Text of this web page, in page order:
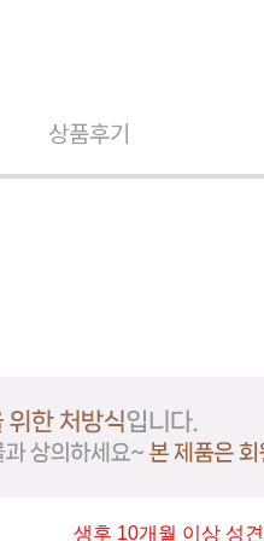
상품후기
생후 10개월 이상 성견